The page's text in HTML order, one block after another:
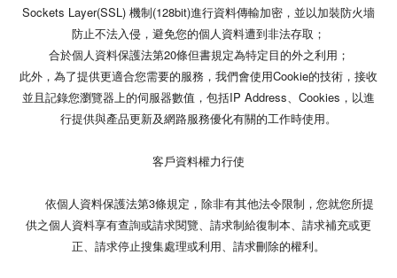
Sockets Layer(SSL) 機制(128bit)進行資料傳輸加密，並以加裝防火墻
防止不法入侵，避免您的個人資料遭到非法存取；
合於個人資料保護法第20條但書規定為特定目的外之利用；
此外，為了提供更適合您需要的服務，我們會使用Cookie的技術，接收
並且記錄您瀏覽器上的伺服器數值，包括IP Address、Cookies，以進
行提供與產品更新及網路服務優化有關的工作時使用。
客戶資料權力行使
依個人資料保護法第3條規定，除非有其他法令限制，您就您所提
供之個人資料享有查詢或請求閱覽、請求制給復制本、請求補充或更
正、請求停止搜集處理或利用、請求刪除的權利。